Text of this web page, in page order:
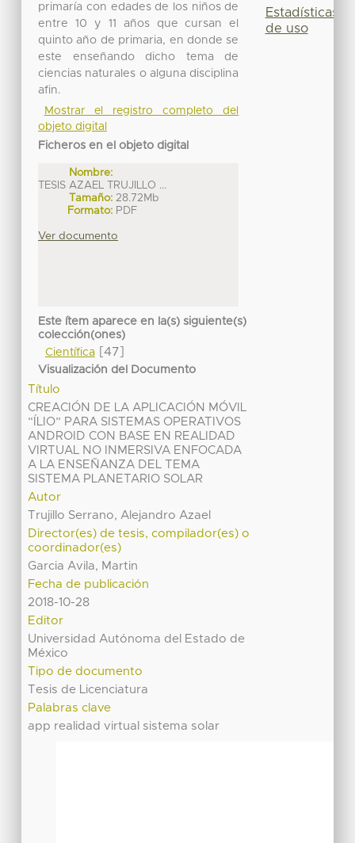
primaría con edades de los niños de
entre 10 y 11 años que cursan el
quinto año de primaria, en donde se
este enseñando dicho tema de
ciencias naturales o alguna disciplina
afin.
Mostrar el registro completo del
objeto digital
Ficheros en el objeto digital
Nombre:
TESIS AZAEL TRUJILLO ...
Tamaño: 28.72Mb
Formato: PDF
Ver documento
Este ítem aparece en la(s) siguiente(s)
colección(ones)
Científica[47]
Visualización del Documento
Título
CREACIÓN DE LA APLICACIÓN MÓVIL
“ÍLIO” PARA SISTEMAS OPERATIVOS
ANDROID CON BASE EN REALIDAD
VIRTUAL NO INMERSIVA ENFOCADA
A LA ENSEÑANZA DEL TEMA
SISTEMA PLANETARIO SOLAR
Autor
Trujillo Serrano, Alejandro Azael
Director(es) de tesis, compilador(es) o
coordinador(es)
Garcia Avila, Martin
Fecha de publicación
2018-10-28
Editor
Universidad Autónoma del Estado de
México
Tipo de documento
Tesis de Licenciatura
Palabras clave
app realidad virtual sistema solar
Estadísticas
de uso